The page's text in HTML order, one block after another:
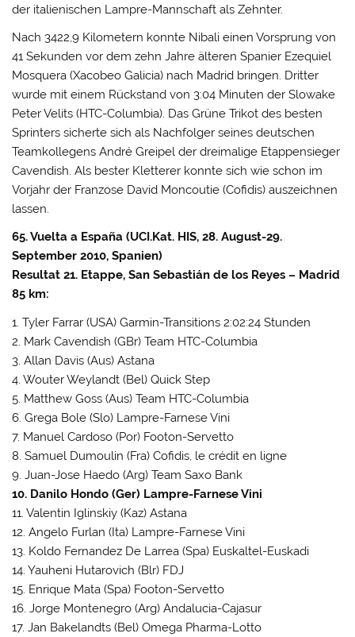
der italienischen Lampre-Mannschaft als Zehnter.
Nach 3422,9 Kilometern konnte Nibali einen Vorsprung von
41 Sekunden vor dem zehn Jahre älteren Spanier Ezequiel
Mosquera (Xacobeo Galicia) nach Madrid bringen. Dritter
wurde mit einem Rückstand von 3:04 Minuten der Slowake
Peter Velits (HTC-Columbia). Das Grüne Trikot des besten
Sprinters sicherte sich als Nachfolger seines deutschen
Teamkollegens André Greipel der dreimalige Etappensieger
Cavendish. Als bester Kletterer konnte sich wie schon im
Vorjahr der Franzose David Moncoutie (Cofidis) auszeichnen
lassen.
65. Vuelta a España (UCI.Kat. HIS, 28. August-29.
September 2010, Spanien)
Resultat 21. Etappe, San Sebastián de los Reyes – Madrid
85 km:
1. Tyler Farrar (USA) Garmin-Transitions 2:02:24 Stunden
2. Mark Cavendish (GBr) Team HTC-Columbia
3. Allan Davis (Aus) Astana
4. Wouter Weylandt (Bel) Quick Step
5. Matthew Goss (Aus) Team HTC-Columbia
6. Grega Bole (Slo) Lampre-Farnese Vini
7. Manuel Cardoso (Por) Footon-Servetto
8. Samuel Dumoulin (Fra) Cofidis, le crédit en ligne
9. Juan-Jose Haedo (Arg) Team Saxo Bank
10. Danilo Hondo (Ger) Lampre-Farnese Vini
11. Valentin Iglinskiy (Kaz) Astana
12. Angelo Furlan (Ita) Lampre-Farnese Vini
13. Koldo Fernandez De Larrea (Spa) Euskaltel-Euskadi
14. Yauheni Hutarovich (Blr) FDJ
15. Enrique Mata (Spa) Footon-Servetto
16. Jorge Montenegro (Arg) Andalucia-Cajasur
17. Jan Bakelandts (Bel) Omega Pharma-Lotto